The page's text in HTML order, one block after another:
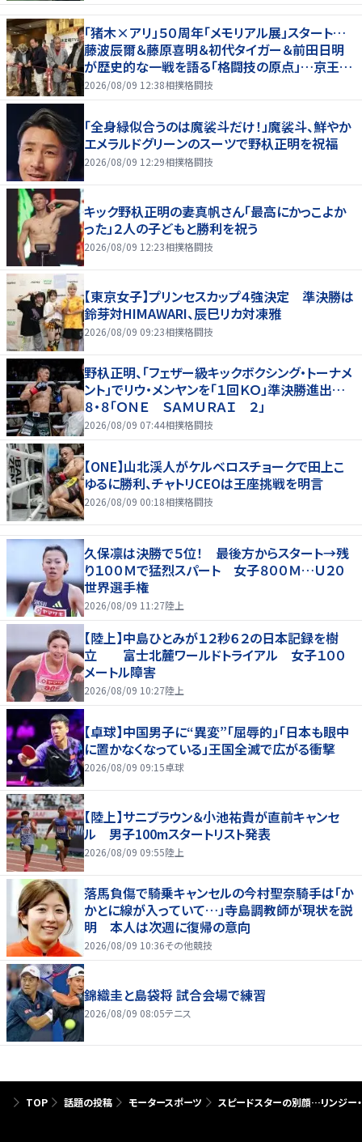
「猪木×アリ」５０周年「メモリアル展」スタート…
藤波辰爾＆藤原喜明＆初代タイガー＆前田日明
が歴史的な一戦を語る「格闘技の原点」…京王プ
ラザホテルで３１日まで
2026/08/09 12:38相撲格闘技
「全身緑似合うのは魔裟斗だけ！」魔裟斗、鮮やか
エメラルドグリーンのスーツで野杁正明を祝福
2026/08/09 12:29相撲格闘技
キック野杁正明の妻真帆さん「最高にかっこよか
った」２人の子どもと勝利を祝う
2026/08/09 12:23相撲格闘技
【東京女子】プリンセスカップ４強決定 準決勝は
鈴芽対HIMAWARI、辰巳リカ対凍雅
2026/08/09 09:23相撲格闘技
野杁正明、「フェザー級キックボクシング・トーナメ
ント」でリウ・メンヤンを「１回ＫＯ」準決勝進出…
８・８「ＯＮＥ ＳＡＭＵＲＡＩ ２」
2026/08/09 07:44相撲格闘技
【ONE】山北渓人がケルベロスチョークで田上こ
ゆるに勝利、チャトリCEOは王座挑戦を明言
2026/08/09 00:18相撲格闘技
久保凛は決勝で５位！ 最後方からスタート→残
り１００Ｍで猛烈スパート 女子８００Ｍ…Ｕ２０
世界選手権
2026/08/09 11:27陸上
【陸上】中島ひとみが１２秒６２の日本記録を樹
立 富士北麓ワールドトライアル 女子１００
メートル障害
2026/08/09 10:27陸上
【卓球】中国男子に“異変”「屈辱的」「日本も眼中
に置かなくなっている」王国全滅で広がる衝撃
2026/08/09 09:15卓球
【陸上】サニブラウン＆小池祐貴が直前キャンセ
ル 男子100mスタートリスト発表
2026/08/09 09:55陸上
落馬負傷で騎乗キャンセルの今村聖奈騎手は「か
かとに線が入っていて…」寺島調教師が現状を説
明 本人は次週に復帰の意向
2026/08/09 10:36その他競技
錦織圭と島袋将 試合会場で練習
2026/08/09 08:05テニス
TOP 話題の投稿 モータースポーツ スピードスターの別顔…リンジー